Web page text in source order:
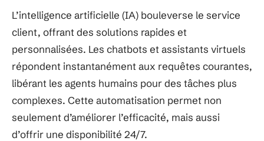
L’intelligence artificielle (IA) bouleverse le service
client, offrant des solutions rapides et
personnalisées. Les chatbots et assistants virtuels
répondent instantanément aux requêtes courantes,
libérant les agents humains pour des tâches plus
complexes. Cette automatisation permet non
seulement d’améliorer l’efficacité, mais aussi
d’offrir une disponibilité 24/7.